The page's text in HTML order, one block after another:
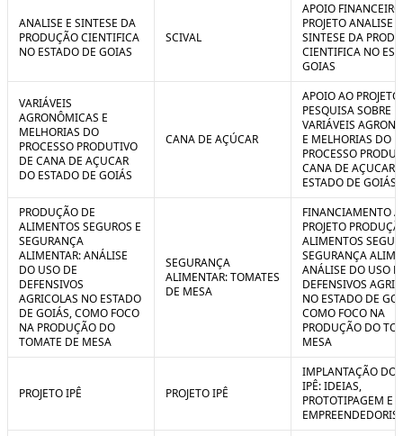
ANALISE E SINTESE DA
PRODUÇÃO CIENTIFICA
NO ESTADO DE GOIAS
SCIVAL
APOIO
PROJETO ANALISE E
SINTESE DA
CIENTIFICA NO
GOIAS
VARIÁVEIS
AGRONÔMICAS E
MELHORIAS DO
PROCESSO PRODUTIVO
DE CANA DE AÇUCAR
DO ESTADO DE GOIÁS
CANA DE AÇÚCAR
APOIO AO
PESQUISA SOBRE
VARIÁVEIS
E MELHORIAS DO
PROCESSO
CANA DE AÇUCAR
ESTADO DE GOIÁS
PRODUÇÃO DE
ALIMENTOS SEGUROS E
SEGURANÇA
ALIMENTAR: ANÁLISE
DO USO DE
DEFENSIVOS
AGRICOLAS NO ESTADO
DE GOIÁS, COMO FOCO
NA PRODUÇÃO DO
TOMATE DE MESA
SEGURANÇA
ALIMENTAR: TOMATES
DE MESA
FINANCIAMENTO
PROJETO
ALIMENTOS
SEGURANÇA
ANÁLISE DO USO
DEFENSIVOS
NO ESTADO DE
COMO FOCO NA
PRODUÇÃO DO
MESA
PROJETO IPÊ PROJETO IPÊ
IMPLANTAÇÃO DO
IPÊ: IDEIAS,
PROTOTIPAGEM E